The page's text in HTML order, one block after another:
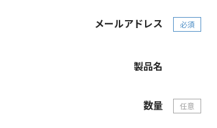
メールアドレス 必須
製品名
数量 任意